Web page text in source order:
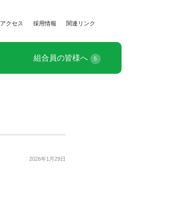
アクセス 採用情報 関連リンク
組合員の皆様へ 5
2026年1月29日